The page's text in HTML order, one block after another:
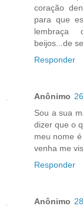
coração
para que
lembraça
beijos...de
Responder
Anônimo
Sou a sua
dizer que o
meu nome
venha me
Responder
Anônimo